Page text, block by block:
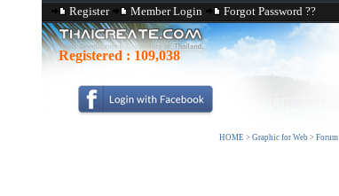
Register Member Login Forgot Password ??
Registered : 109,038
HOME > Graphic for Web > Forum